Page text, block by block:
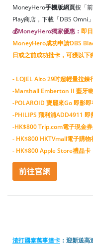
MoneyHero手機版網頁按「
Play商店，下載「DBS Omni
💰MoneyHero獨家優惠： 即
MoneyHero成功申請DBS
日或之前成功批卡，可獲以下
- LOJEL Alto 29吋超輕量拉
-Marshall Emberton II 藍牙
-POLAROID 寶麗來Go 即影
-PHILIPS 飛利浦ADD4911 即
-HK$800 Trip.com電子現金
- HK$800 HKTVmall電子購物
- HK$800 Apple Store禮品卡
渣打國泰萬事達卡 ：迎新送